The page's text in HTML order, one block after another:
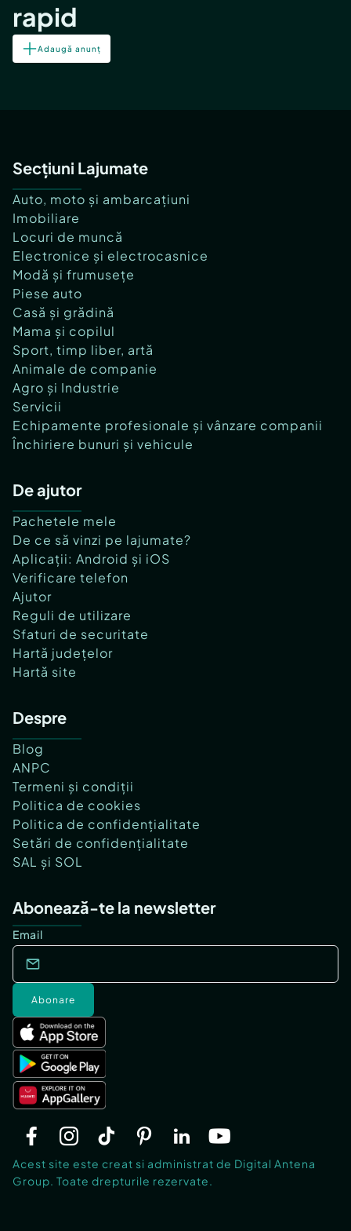
rapid
Adaugă anunț
Secțiuni Lajumate
Auto, moto și ambarcațiuni
Imobiliare
Locuri de muncă
Electronice și electrocasnice
Modă și frumusețe
Piese auto
Casă și grădină
Mama și copilul
Sport, timp liber, artă
Animale de companie
Agro și Industrie
Servicii
Echipamente profesionale și vânzare companii
Închiriere bunuri și vehicule
De ajutor
Pachetele mele
De ce să vinzi pe lajumate?
Aplicații: Android și iOS
Verificare telefon
Ajutor
Reguli de utilizare
Sfaturi de securitate
Hartă județelor
Hartă site
Despre
Blog
ANPC
Termeni și condiții
Politica de cookies
Politica de confidențialitate
Setări de confidențialitate
SAL și SOL
Abonează-te la newsletter
Email
Abonare
Acest site este creat si administrat de Digital Antena
Group. Toate drepturile rezervate.